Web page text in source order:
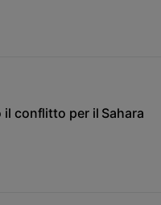
conflitto per il Sahara